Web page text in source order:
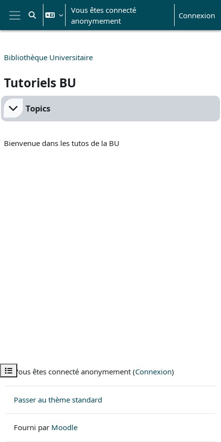
Passer au contenu principal
Panneau latéral
Activer/désactiver la saisie de recherche
Vous êtes connecté
anonymement
Connexion
Ouvrir l’index du cours
Bibliothèque Universitaire
Tutoriels BU
Résumé de section
Topics
Bienvenue dans les tutos de la BU
Vous êtes connecté anonymement (Connexion)
Passer au thème standard
Fourni par Moodle